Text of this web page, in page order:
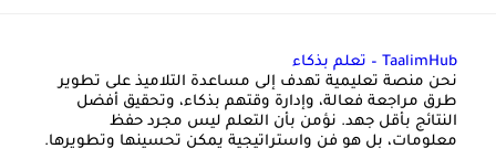
TaalimHub – تعلم بذكاء
نحن منصة تعليمية تهدف إلى مساعدة التلاميذ على تطوير
طرق مراجعة فعالة، وإدارة وقتهم بذكاء، وتحقيق أفضل
النتائج بأقل جهد. نؤمن بأن التعلم ليس مجرد حفظ
معلومات، بل هو فن واستراتيجية يمكن تحسينها وتطويرها.